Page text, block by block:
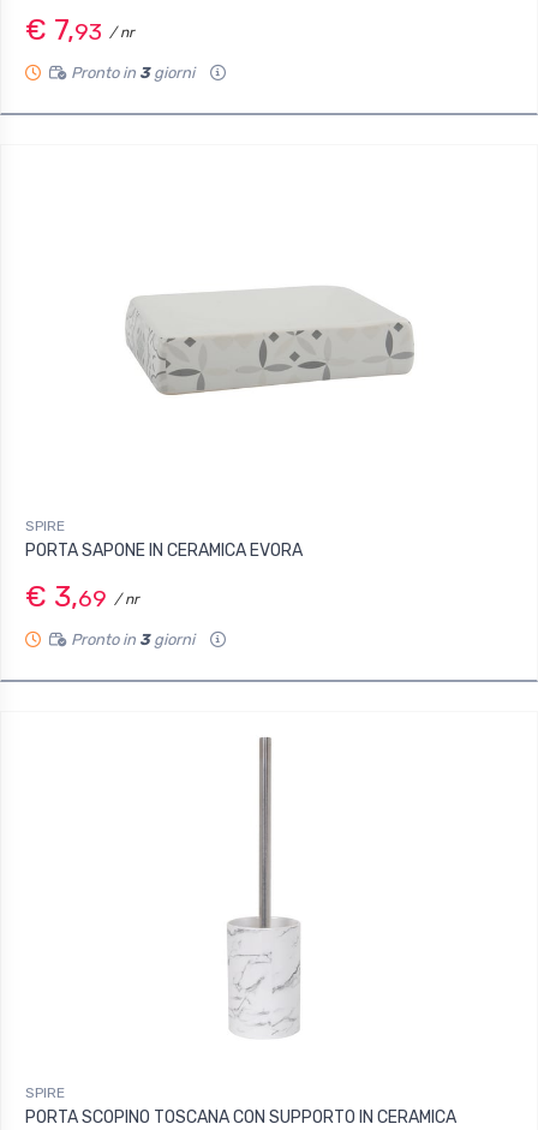
€ 7,93 / nr
Pronto in 3giorni
SPIRE
PORTA SAPONE IN CERAMICA EVORA
€ 3,69 / nr
Pronto in 3giorni
SPIRE
PORTA SCOPINO TOSCANA CON SUPPORTO IN CERAMICA